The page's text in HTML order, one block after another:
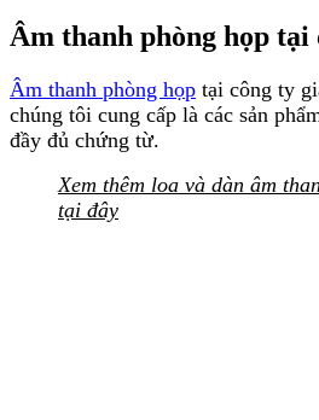
Âm thanh phòng họp tại
Âm thanh phòng họp tại công ty
chúng tôi cung cấp là các sản
đầy đủ chứng từ.
Xem thêm loa và dàn âm
tại đây